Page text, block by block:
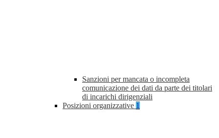
Sanzioni per mancata o incompleta
comunicazione dei dati da parte dei titolari
di incarichi dirigenziali
Posizioni organizzative 1